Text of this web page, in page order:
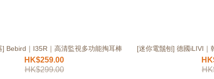
] Bebird｜I35R｜高清監視多功能掏耳棒
HK$259.00
HK$299.00
[迷你電鬚刨] 德國iLIVI｜